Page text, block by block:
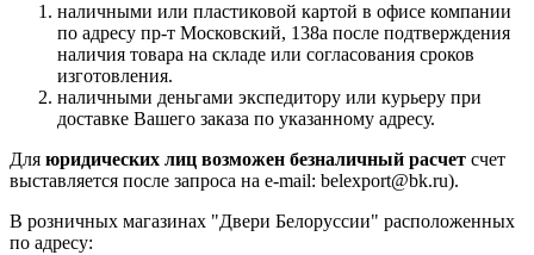
наличными или пластиковой картой в офисе компании
по адресу пр-т Московский, 138а после подтверждения
наличия товара на складе или согласования сроков
изготовления.
наличными деньгами экспедитору или курьеру при
доставке Вашего заказа по указанному адресу.
Для юридических лиц возможен безналичный расчет счет
выставляется после запроса на e-mail: belexport@bk.ru).
В розничных магазинах "Двери Белоруссии" расположенных
по адресу: